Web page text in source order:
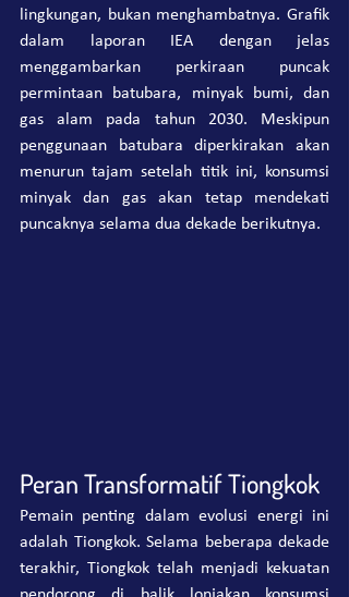
lingkungan, bukan menghambatnya. Grafik
dalam laporan IEA dengan jelas
menggambarkan perkiraan puncak
permintaan batubara, minyak bumi, dan
gas alam pada tahun 2030. Meskipun
penggunaan batubara diperkirakan akan
menurun tajam setelah titik ini, konsumsi
minyak dan gas akan tetap mendekati
puncaknya selama dua dekade berikutnya.
Peran Transformatif Tiongkok
Pemain penting dalam evolusi energi ini
adalah Tiongkok. Selama beberapa dekade
terakhir, Tiongkok telah menjadi kekuatan